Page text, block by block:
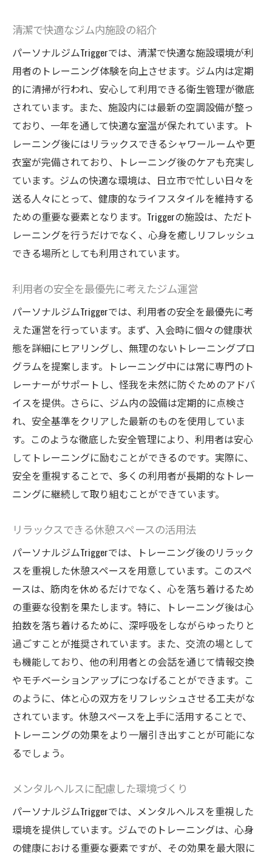
清潔で快適なジム内施設の紹介
パーソナルジムTriggerでは、清潔で快適な施設環境が利
用者のトレーニング体験を向上させます。ジム内は定期
的に清掃が行われ、安心して利用できる衛生管理が徹底
されています。また、施設内には最新の空調設備が整っ
ており、一年を通して快適な室温が保たれています。ト
レーニング後にはリラックスできるシャワールームや更
衣室が完備されており、トレーニング後のケアも充実し
ています。ジムの快適な環境は、日立市で忙しい日々を
送る人々にとって、健康的なライフスタイルを維持する
ための重要な要素となります。Triggerの施設は、ただト
レーニングを行うだけでなく、心身を癒しリフレッシュ
できる場所としても利用されています。
利用者の安全を最優先に考えたジム運営
パーソナルジムTriggerでは、利用者の安全を最優先に考
えた運営を行っています。まず、入会時に個々の健康状
態を詳細にヒアリングし、無理のないトレーニングプロ
グラムを提案します。トレーニング中には常に専門のト
レーナーがサポートし、怪我を未然に防ぐためのアドバ
イスを提供。さらに、ジム内の設備は定期的に点検さ
れ、安全基準をクリアした最新のものを使用していま
す。このような徹底した安全管理により、利用者は安心
してトレーニングに励むことができるのです。実際に、
安全を重視することで、多くの利用者が長期的なトレー
ニングに継続して取り組むことができています。
リラックスできる休憩スペースの活用法
パーソナルジムTriggerでは、トレーニング後のリラック
スを重視した休憩スペースを用意しています。このスペ
ースは、筋肉を休めるだけでなく、心を落ち着けるため
の重要な役割を果たします。特に、トレーニング後は心
拍数を落ち着けるために、深呼吸をしながらゆったりと
過ごすことが推奨されています。また、交流の場として
も機能しており、他の利用者との会話を通じて情報交換
やモチベーションアップにつなげることができます。こ
のように、体と心の双方をリフレッシュさせる工夫がな
されています。休憩スペースを上手に活用することで、
トレーニングの効果をより一層引き出すことが可能にな
るでしょう。
メンタルヘルスに配慮した環境づくり
パーソナルジムTriggerでは、メンタルヘルスを重視した
環境を提供しています。ジムでのトレーニングは、心身
の健康における重要な要素ですが、その効果を最大限に